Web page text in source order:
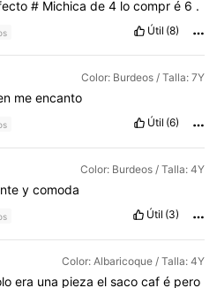
# Michica de 4 lo compr é 6 .
Útil (8)
Color: Burdeos / Talla: 7Y
me encanto
Útil (6)
Color: Burdeos / Talla: 4Y
y comoda
Útil (3)
Color: Albaricoque / Talla: 4Y
era una pieza el saco caf é pero